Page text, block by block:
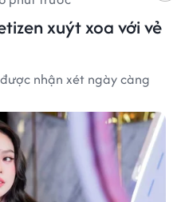
xuýt xoa với vẻ
nhận xét ngày càng